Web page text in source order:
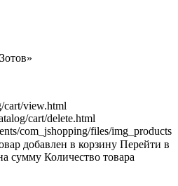
cart/view.html
cart/delete.html
com_jshopping/files/img_products
добавлен в корзину Перейти в
сумму Количество товара